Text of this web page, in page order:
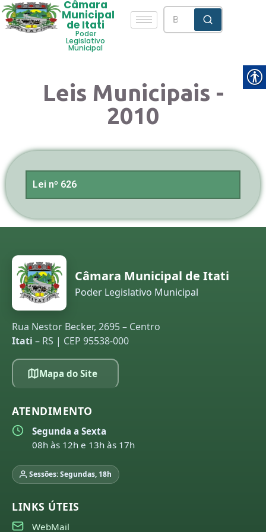
Câmara
Municipal
de Itati
Poder
Legislativo
Municipal
Leis Municipais -
2010
Lei nº 626
Câmara Municipal de Itati
Poder Legislativo Municipal
Rua Nestor Becker, 2695 – Centro
Itati – RS | CEP 95538-000
Mapa do Site
ATENDIMENTO
Segunda a Sexta
08h às 12h e 13h às 17h
Sessões: Segundas, 18h
LINKS ÚTEIS
WebMail